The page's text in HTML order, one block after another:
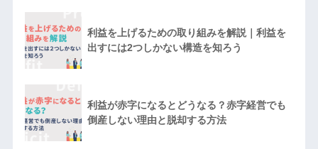
利益を上げるための取り組みを解説｜利益を
出すには2つしかない構造を知ろう
利益が赤字になるとどうなる？赤字経営でも
倒産しない理由と脱却する方法